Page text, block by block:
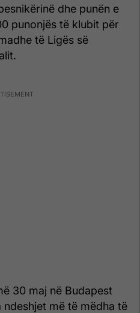
dhe punën e
punonjës të klubit për
të Ligës së
30 maj në Budapest
më të mëdha të